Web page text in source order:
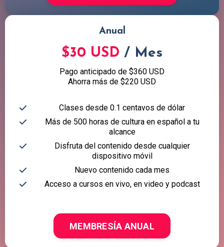
Anual
$30 USD / Mes
Pago anticipado de $360 USD
Ahorra más de $220 USD
Clases desde 0.1 centavos de dólar
Más de 500 horas de cultura en español a tu
alcance
Disfruta del contenido desde cualquier
dispositivo móvil
Nuevo contenido cada mes
Acceso a cursos en vivo, en video y podcast
MEMBRESÍA ANUAL